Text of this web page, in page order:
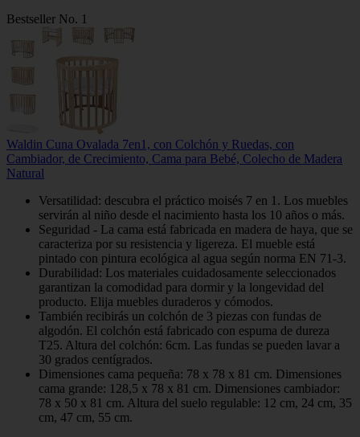
Bestseller No. 1
Waldin Cuna Ovalada 7en1, con Colchón y Ruedas, con
Cambiador, de Crecimiento, Cama para Bebé, Colecho de Madera
Natural
Versatilidad: descubra el práctico moisés 7 en 1. Los muebles
servirán al niño desde el nacimiento hasta los 10 años o más.
Seguridad - La cama está fabricada en madera de haya, que se
caracteriza por su resistencia y ligereza. El mueble está
pintado con pintura ecológica al agua según norma EN 71-3.
Durabilidad: Los materiales cuidadosamente seleccionados
garantizan la comodidad para dormir y la longevidad del
producto. Elija muebles duraderos y cómodos.
También recibirás un colchón de 3 piezas con fundas de
algodón. El colchón está fabricado con espuma de dureza
T25. Altura del colchón: 6cm. Las fundas se pueden lavar a
30 grados centígrados.
Dimensiones cama pequeña: 78 x 78 x 81 cm. Dimensiones
cama grande: 128,5 x 78 x 81 cm. Dimensiones cambiador:
78 x 50 x 81 cm. Altura del suelo regulable: 12 cm, 24 cm, 35
cm, 47 cm, 55 cm.